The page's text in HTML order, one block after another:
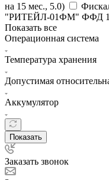
на 15 мес., 5.0)
"РИТЕЙЛ-01ФМ" ФФД
Показать все
Операционная система
Температура хранения
Допустимая
Аккумулятор
Показать
Заказать звонок